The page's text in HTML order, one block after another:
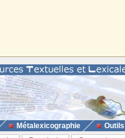
Métalexicographie Outils